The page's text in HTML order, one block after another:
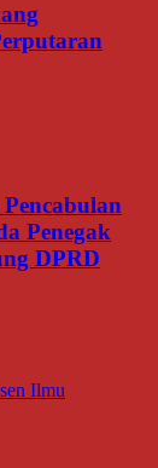
Penegak
DPRD